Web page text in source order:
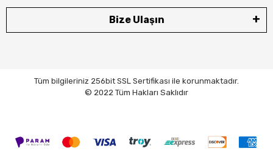
Bize Ulaşın
Tüm bilgileriniz 256bit SSL Sertifikası ile korunmaktadır.
© 2022 Tüm Hakları Saklıdır